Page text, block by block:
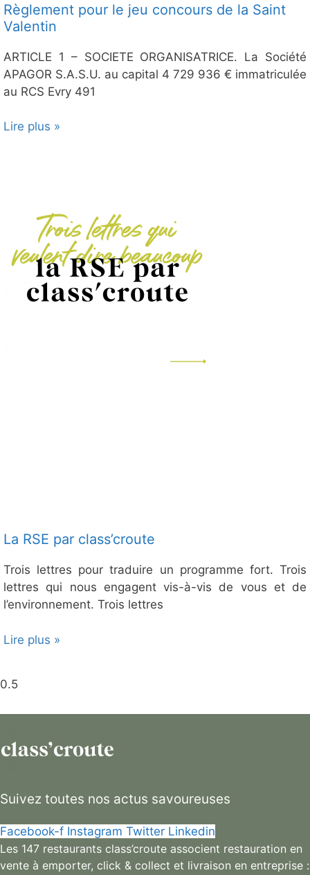
Règlement pour le jeu concours de la Saint
Valentin
ARTICLE 1 – SOCIETE ORGANISATRICE. La Société
APAGOR S.A.S.U. au capital 4 729 936 € immatriculée
au RCS Evry 491
Lire plus »
La RSE par class’croute
Trois lettres pour traduire un programme fort. Trois
lettres qui nous engagent vis-à-vis de vous et de
l’environnement. Trois lettres
Lire plus »
Suivez toutes nos actus savoureuses
Facebook-f Instagram Twitter Linkedin
Les 147 restaurants class’croute associent restauration en
vente à emporter, click & collect et livraison en entreprise :